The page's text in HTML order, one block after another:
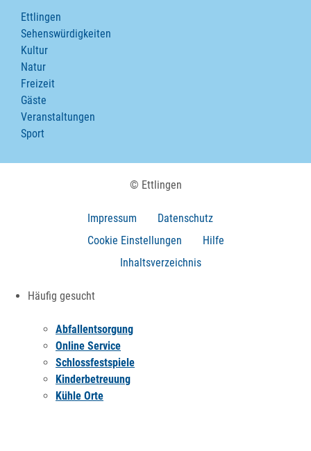
Ettlingen
Sehenswürdigkeiten
Kultur
Natur
Freizeit
Gäste
Veranstaltungen
Sport
© Ettlingen
Impressum
Datenschutz
Cookie Einstellungen
Hilfe
Inhaltsverzeichnis
Häufig gesucht
Abfallentsorgung
Online Service
Schlossfestspiele
Kinderbetreuung
Kühle Orte